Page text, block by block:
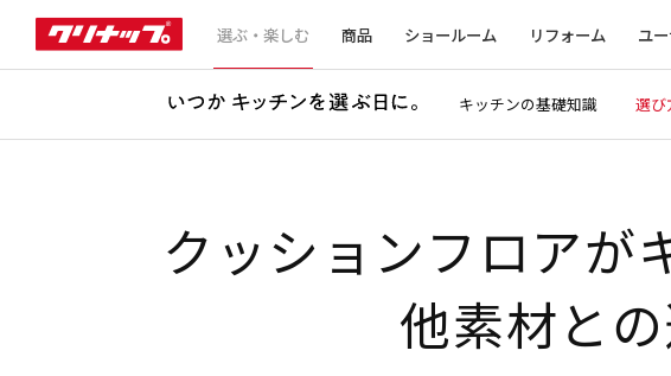
選ぶ・楽しむ 商品 ショールーム リフォーム ユ
キッチンの基礎知識 選び
クッションフロアが
他素材と